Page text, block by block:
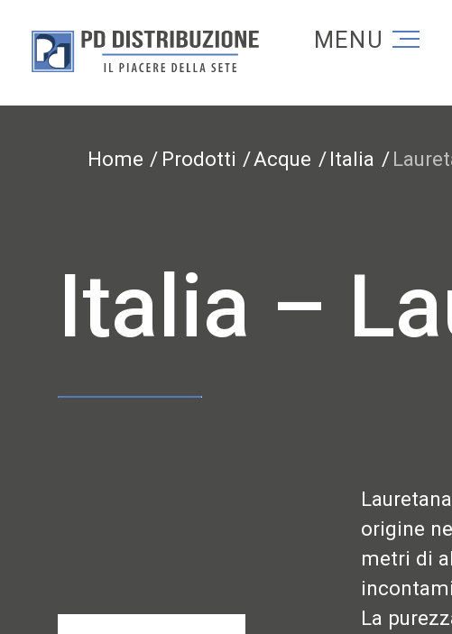
Torna alla homepage
Home Prodotti Acque Italia
Italia –
origine
metri di
La